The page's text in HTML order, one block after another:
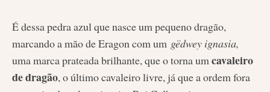
É dessa pedra azul que nasce um pequeno dragão,
marcando a mão de Eragon com um gëdwey ignasia,
uma marca prateada brilhante, que o torna umcavaleiro
de dragão, o último cavaleiro livre, já que a ordem fora